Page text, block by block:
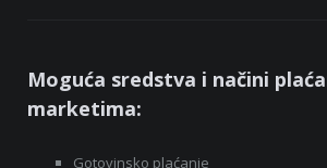
Moguća sredstva i načini
marketima:
Gotovinsko plaćanje